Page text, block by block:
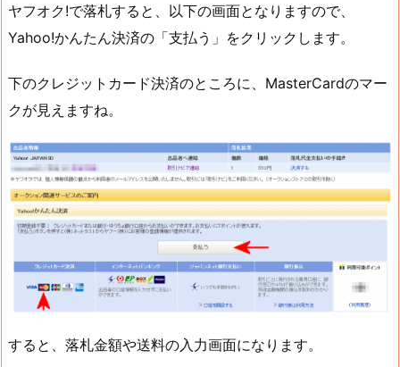
ヤフオク!で落札すると、以下の画面となりますので、
Yahoo!かんたん決済の「支払う」をクリックします。
下のクレジットカード決済のところに、MasterCardのマー
クが見えますね。
すると、落札金額や送料の入力画面になります。